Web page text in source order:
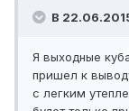
В
Я выходные
пришел к
с легким